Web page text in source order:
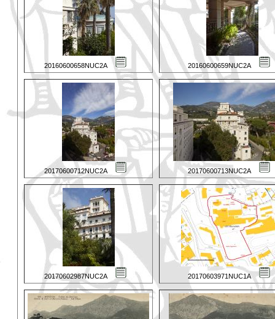
20160600658NUC2A 20160600659NUC2A
20170600712NUC2A 20170600713NUC2A
20170602987NUC2A 20170603971NUC1A